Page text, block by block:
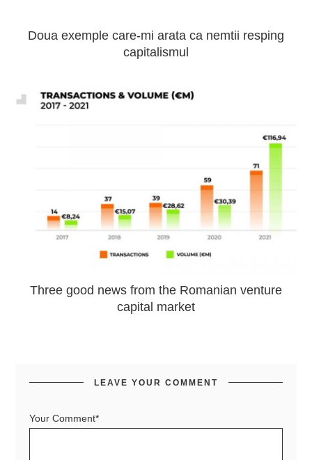
Doua exemple care-mi arata ca nemtii resping
capitalismul
Three good news from the Romanian venture
capital market
LEAVE YOUR COMMENT
Your Comment*